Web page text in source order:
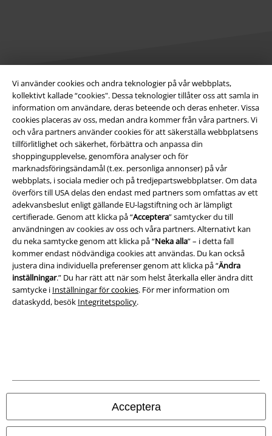
Vi använder cookies och andra teknologier på vår webbplats,
kollektivt kallade “cookies". Dessa teknologier tillåter oss att samla in
information om användare, deras beteende och deras enheter. Vissa
cookies placeras av oss, medan andra kommer från våra partners. Vi
och våra partners använder cookies för att säkerställa webbplatsens
tillförlitlighet och säkerhet, förbättra och anpassa din
shoppingupplevelse, genomföra analyser och för
marknadsföringsändamål (t.ex. personliga annonser) på vår
webbplats, i sociala medier och på tredjepartswebbplatser. Om data
överförs till USA delas den endast med partners som omfattas av ett
adekvansbeslut enligt gällande EU-lagstiftning och är lämpligt
certifierade. Genom att klicka på “Acceptera” samtycker du till
användningen av cookies av oss och våra partners. Alternativt kan
du neka samtycke genom att klicka på “Neka alla” – i detta fall
kommer endast nödvändiga cookies att användas. Du kan också
justera dina individuella preferenser genom att klicka på “Ändra
inställningar.” Du har rätt att när som helst återkalla eller ändra ditt
samtycke i Inställningar för cookies. För mer information om
dataskydd, besök Integritetspolicy.
Acceptera
Juridisk information/Villkor
Villkor
Om oss
Ladda ner villkoren
Avfallshantering och miljöskydd
Försäkran om överensstämmelse
Information om tillgänglighet
Inställningar för cookies
Våra onlinebutiker